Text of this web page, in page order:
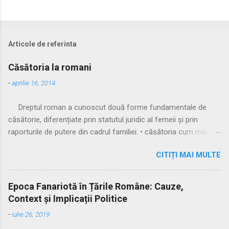
Articole de referinta
Căsătoria la romani
-aprilie 16, 2014
Dreptul roman a cunoscut două forme fundamentale de
căsătorie, diferențiate prin statutul juridic al femeii și prin
raporturile de putere din cadrul familiei: • căsătoria cum manus
și practicată a fost căsătoria cu manus, prin care femeia
trecea sub autoritatea soțului, devenind parte a familiei
acestuia. Spre sfârșitul Republicii, tot mai multe femei au
început să evite această subordonare, trăind în uniuni
nelegitime. Pentru a limita fenomenul, romanii au recunoscut și
căsătoria fără manus, care permitea femeii să rămână sub
CITIȚI MAI MULTE
Epoca Fanariotă în Țările Române: Cauze,
Context și Implicații Politice
-iulie 26, 2019